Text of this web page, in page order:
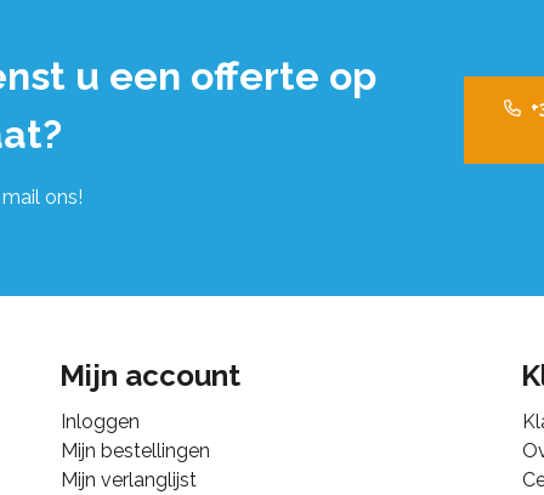
u een offerte op
ons!
Mijn account
Inloggen
Mijn bestellingen
Mijn verlanglijst